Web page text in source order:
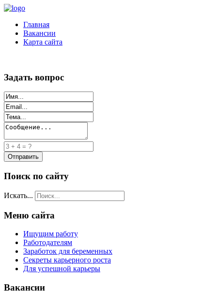
Главная
Вакансии
Карта сайта
Задать вопрос
Поиск по сайту
Искать...
Меню сайта
Ищущим работу
Работодателям
Заработок для беременных
Секреты карьерного роста
Для успешной карьеры
Вакансии